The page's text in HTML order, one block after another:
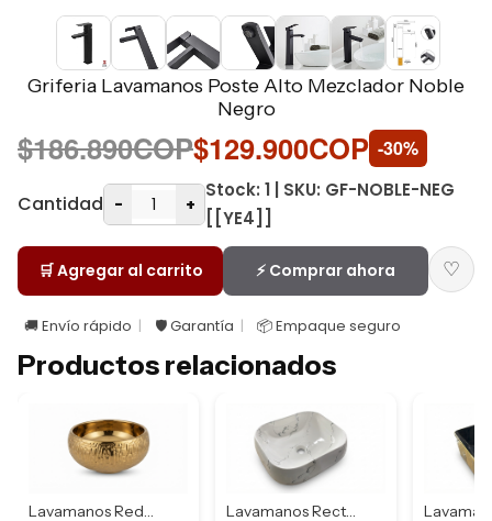
Griferia Lavamanos Poste Alto Mezclador Noble
Negro
$186.890COP$129.900COP -30%
Cantidad - +
Stock: 1 | SKU: GF-NOBLE-NEG
[[YE4]]
🛒 Agregar al carrito ⚡ Comprar ahora ♡
🚚 Envío rápido 🛡️ Garantía 📦 Empaque seguro
Productos relacionados